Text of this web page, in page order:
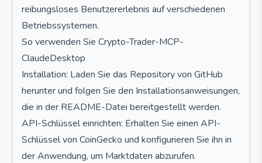
reibungsloses Benutzererlebnis auf verschiedenen
Betriebssystemen.
So verwenden Sie Crypto-Trader-MCP-
ClaudeDesktop
Installation: Laden Sie das Repository von GitHub
herunter und folgen Sie den Installationsanweisungen,
die in der README-Datei bereitgestellt werden.
API-Schlüssel einrichten: Erhalten Sie einen API-
Schlüssel von CoinGecko und konfigurieren Sie ihn in
der Anwendung, um Marktdaten abzurufen.